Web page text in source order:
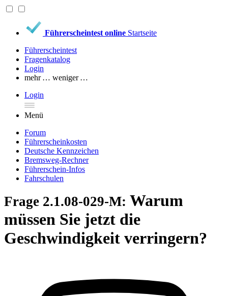
Führerscheintest online Startseite
Führerscheintest
Fragenkatalog
Login
mehr … weniger …
Login
Menü
Forum
Führerscheinkosten
Deutsche Kennzeichen
Bremsweg-Rechner
Führerschein-Infos
Fahrschulen
Frage 2.1.08-029-M: Warum
müssen Sie jetzt die
Geschwindigkeit verringern?